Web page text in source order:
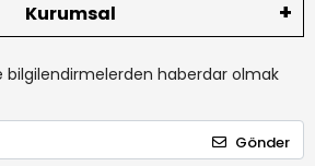
Kurumsal
bilgilendirmelerden haberdar olmak
Gönder